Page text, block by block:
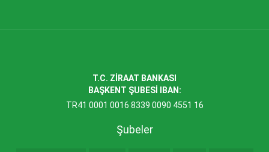
T.C. ZİRAAT BANKASI
BAŞKENT ŞUBESİ IBAN:
TR41 0001 0016 8339 0090 4551 16
Şubeler